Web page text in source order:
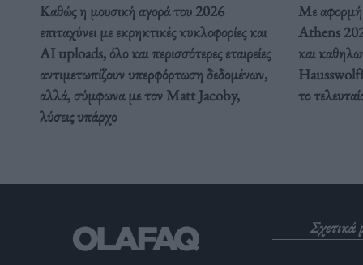
Καθώς η μουσική αγορά του 2026
επιταχύνει με εκρηκτικές κυκλοφορίες και
AI uploads, όλο και περισσότερες εταιρείες
αντιμετωπίζουν υπερφόρτωση δεδομένων,
αλλά, σύμφωνα με τον Matt Jacoby,
λύσεις υπάρχο
Με αφορμή
Athens
και
το
Σχετικά